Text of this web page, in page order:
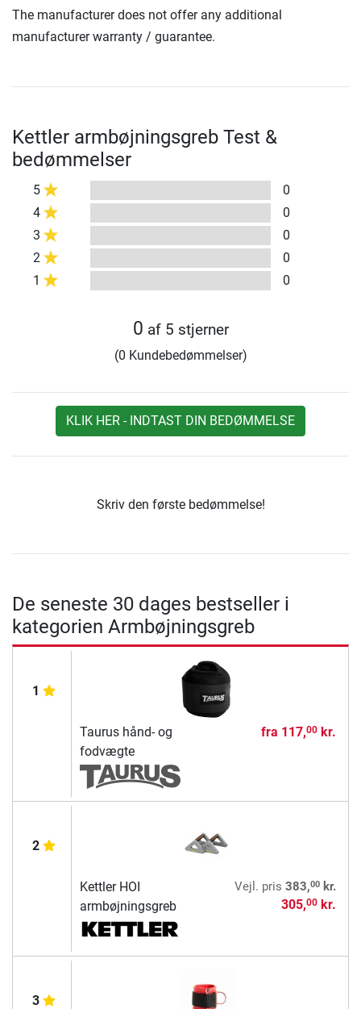
The manufacturer does not offer any additional
manufacturer warranty / guarantee.
Kettler armbøjningsgreb Test &
bedømmelser
5
0
4
0
3
0
2
0
1
0
0 af 5 stjerner
(0 Kundebedømmelser)
KLIK HER - INDTAST DIN BEDØMMELSE
Skriv den første bedømmelse!
De seneste 30 dages bestseller i
kategorien Armbøjningsgreb
1
Taurus hånd- og
fodvægte
fra 117,00kr.
2
Kettler HOI
armbøjningsgreb
Vejl. pris 383,00kr.
305,00kr.
3